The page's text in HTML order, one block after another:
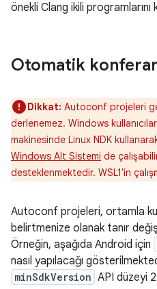
önekli Clang ikili programlarını
Otomatik
Dikkat: Autoconf projeleri
derlenemez. Windows
makinesinde Linux NDK
Windows Alt Sistemi de
desteklenmektedir. WSL1'in
Autoconf projeleri, ortamla
belirtmenize olanak tanır
Örneğin, aşağıda Android için
nasıl yapılacağı
minSdkVersion API düzeyi